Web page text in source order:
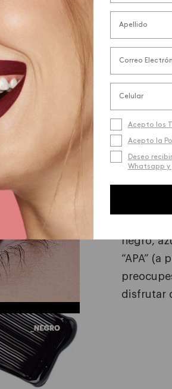
La
negro,
“APA”
disfrutar
Acepto los
Acepto la
Deseo
Whatsapp